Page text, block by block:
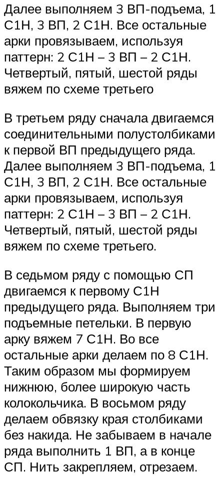
Далее выполняем 3 ВП-подъема, 1
С1Н, 3 ВП, 2 С1Н. Все остальные
арки провязываем, используя
паттерн: 2 С1Н – 3 ВП – 2 С1Н.
Четвертый, пятый, шестой ряды
вяжем по схеме третьего
В третьем ряду сначала двигаемся
соединительными полустолбиками
к первой ВП предыдущего ряда.
Далее выполняем 3 ВП-подъема, 1
С1Н, 3 ВП, 2 С1Н. Все остальные
арки провязываем, используя
паттерн: 2 С1Н – 3 ВП – 2 С1Н.
Четвертый, пятый, шестой ряды
вяжем по схеме третьего.
В седьмом ряду с помощью СП
двигаемся к первому С1Н
предыдущего ряда. Выполняем три
подъемные петельки. В первую
арку вяжем 7 С1Н. Во все
остальные арки делаем по 8 С1Н.
Таким образом мы формируем
нижнюю, более широкую часть
колокольчика. В восьмом ряду
делаем обвязку края столбиками
без накида. Не забываем в начале
ряда выполнить 1 ВП, а в конце
СП. Нить закрепляем, отрезаем.